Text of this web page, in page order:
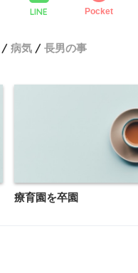
LINE Pocket
病気 長男の事
療育園を卒園